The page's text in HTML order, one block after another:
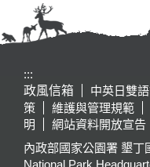
:::
政風信箱
中英日雙
策
維護與管理規範
明
網站資料開放宣告
內政部國家公園署 墾丁
National Park